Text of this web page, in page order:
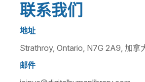
联系我们
地址
Strathroy, Ontario, N7G 2A9, 加拿
邮件